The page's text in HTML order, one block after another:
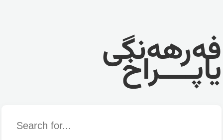
فەرهەنگی
یاپــــراخ
Word